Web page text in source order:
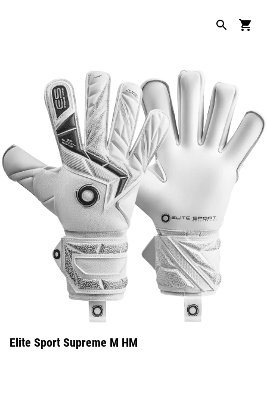
Elite Sport Supreme M HM